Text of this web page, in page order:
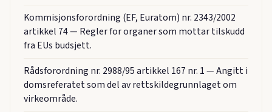
Kommisjonsforordning (EF, Euratom) nr. 2343/2002
artikkel 74 — Regler for organer som mottar tilskudd
fra EUs budsjett.
Rådsforordning nr. 2988/95 artikkel 167 nr. 1 — Angitt i
domsreferatet som del av rettskildegrunnlaget om
virkeområde.